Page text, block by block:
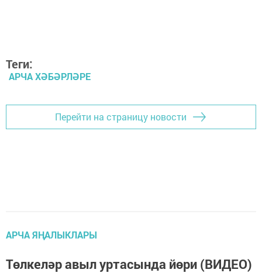
Теги:
АРЧА ХӘБӘРЛӘРЕ
Перейти на страницу новости
АРЧА ЯҢАЛЫКЛАРЫ
Төлкеләр авыл уртасында йөри (ВИДЕО)